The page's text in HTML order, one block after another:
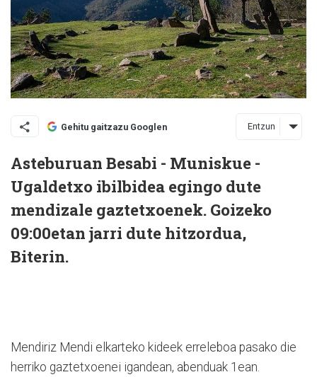
Gehitu gaitzazu Googlen Entzun
Asteburuan Besabi - Muniskue -
Ugaldetxo ibilbidea egingo dute
mendizale gaztetxoenek. Goizeko
09:00etan jarri dute hitzordua,
Biterin.
Mendiriz Mendi elkarteko kideek erreleboa pasako die
herriko gaztetxoenei igandean, abenduak 1ean.